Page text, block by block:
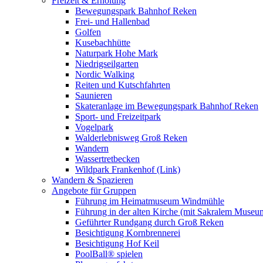
Bewegungspark Bahnhof Reken
Frei- und Hallenbad
Golfen
Kusebachhütte
Naturpark Hohe Mark
Niedrigseilgarten
Nordic Walking
Reiten und Kutschfahrten
Saunieren
Skateranlage im Bewegungspark Bahnhof Reken
Sport- und Freizeitpark
Vogelpark
Walderlebnisweg Groß Reken
Wandern
Wassertretbecken
Wildpark Frankenhof (Link)
Wandern & Spazieren
Angebote für Gruppen
Führung im Heimatmuseum Windmühle
Führung in der alten Kirche (mit Sakralem
Geführter Rundgang durch Groß Reken
Besichtigung Kornbrennerei
Besichtigung Hof Keil
PoolBall® spielen